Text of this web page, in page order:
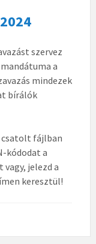
szervez
a
mindezek
bírálók
csatolt fájlban
kódodat a
jelezd a
keresztül!